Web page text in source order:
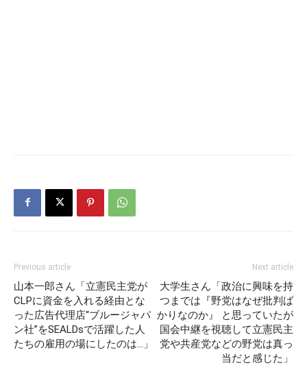
Previous article
山本一郎さん「立憲民主党が
CLPに資金を入れる経由とな
った広告代理店“ブルージャパ
ン社”をSEALDsで活躍した人
たちの雇用の場にしたのは…」
Next article
大学生さん「政治に興味を持
つまでは『野党はなぜ批判ば
かりなのか』 と思っていたが
国会中継を視聴して立憲民主
党や共産党などの野党は真っ
当だと感じた」